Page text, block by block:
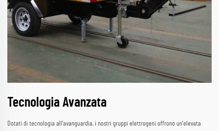
Tecnologia Avanzata
Dotati di tecnologia all'avanguardia, i nostri gruppi elettrogeni offrono un'elevata